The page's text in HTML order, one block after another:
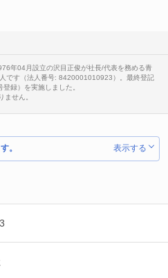
年04月設立の沢目正俊が社長/代表を務める青
です（法人番号: 8420001010923）。最終登記
録）を実施しました。
ません。
。 表示する